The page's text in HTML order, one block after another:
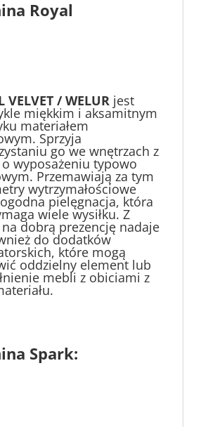
Royal
VELVET / WELURjest
miękkim i aksamitnym
materiałem
Sprzyja
go we wnętrzach z
wyposażeniu typowo
Przemawiają za tym
wytrzymałościowe
pielęgnacja, która
wiele wysiłku. Z
dobrą prezencję nadaje
do dodatków
które mogą
oddzielny element lub
mebli z obiciami z
Spark: